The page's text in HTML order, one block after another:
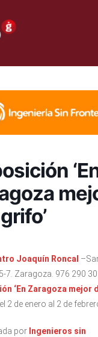
Joaquín Roncal
7. Zaragoza. 976 290
‘En Zaragoza mejor
2 de enero al 2 de
por Ingenieros sin